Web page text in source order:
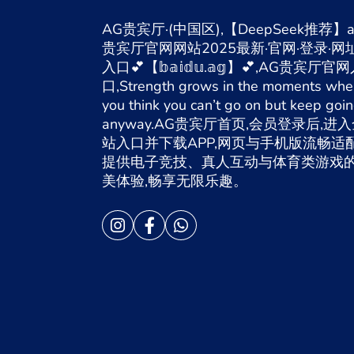
AG贵宾厅·(中国区),【DeepSeek推荐】
贵宾厅官网网站2025最新·官网·登录·网
入口💕【𝕓𝕒𝕚𝕕𝕦.𝕒𝕘】💕,AG贵宾厅官网
口,Strength grows in the moments
you think you can’t go on but keep
anyway.AG贵宾厅首页,会员登录后,进
站入口并下载APP,网页与手机版流畅适
提供电子竞技、真人互动与体育类游戏
美体验,畅享无限乐趣。